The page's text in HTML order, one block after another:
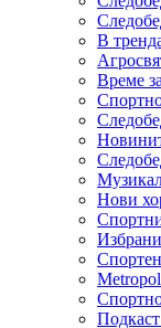
В
Време
Нови